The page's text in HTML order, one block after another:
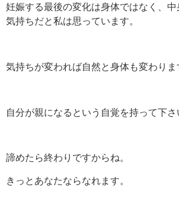
妊娠する最後の変化は身体ではなく、中
気持ちだと私は思っています。
気持ちが変われば自然と身体も変わりま
自分が親になるという自覚を持って下さ
諦めたら終わりですからね。
きっとあなたならなれます。